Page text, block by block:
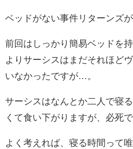
ベッドがない事件リターンズが
前回はしっかり簡易ベッドを
よりサーシスはまだそれほど
いなかったですが…。
サーシスはなんとか二人で寝
くて食い下がりますが、必死
よく考えれば、寝る時間って